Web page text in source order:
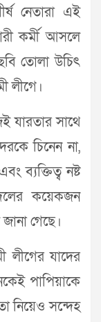
নেতারা এই
কর্মী আসলে
তোলা উচিৎ
লীগে।
যারতার সাথে
চিনেন না,
ব্যক্তিত্ব নষ্ট
দলের কয়েকজন
গেছে।
লীগের যাদের
পাপিয়াকে
নিয়েও সন্দেহ